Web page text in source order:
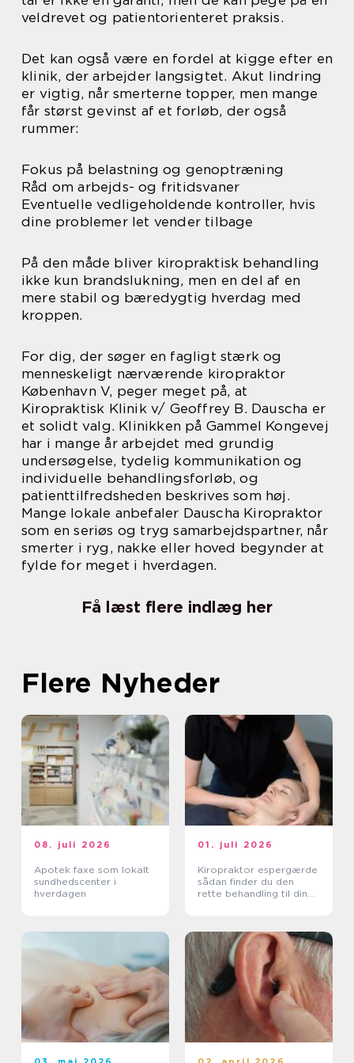
veldrevet og patientorienteret praksis.
Det kan også være en fordel at kigge efter en
klinik, der arbejder langsigtet. Akut lindring
er vigtig, når smerterne topper, men mange
får størst gevinst af et forløb, der også
rummer:
Fokus på belastning og genoptræning
Råd om arbejds- og fritidsvaner
Eventuelle vedligeholdende kontroller, hvis
dine problemer let vender tilbage
På den måde bliver kiropraktisk behandling
ikke kun brandslukning, men en del af en
mere stabil og bæredygtig hverdag med
kroppen.
For dig, der søger en fagligt stærk og
menneskeligt nærværende kiropraktor
København V, peger meget på, at
Kiropraktisk Klinik v/ Geoffrey B. Dauscha er
et solidt valg. Klinikken på Gammel Kongevej
har i mange år arbejdet med grundig
undersøgelse, tydelig kommunikation og
individuelle behandlingsforløb, og
patienttilfredsheden beskrives som høj.
Mange lokale anbefaler Dauscha Kiropraktor
som en seriøs og tryg samarbejdspartner, når
smerter i ryg, nakke eller hoved begynder at
fylde for meget i hverdagen.
Få læst flere indlæg her
Flere Nyheder
08. juli 2026
Apotek faxe som lokalt
sundhedscenter i
hverdagen
01. juli 2026
Kiropraktor espergærde
sådan finder du den
rette behandling til dine